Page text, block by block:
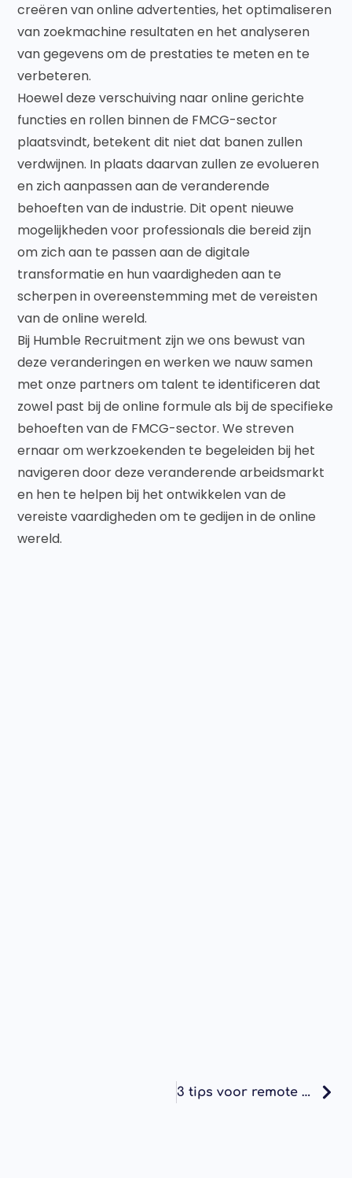
creëren van online advertenties, het optimaliseren
van zoekmachine resultaten en het analyseren
van gegevens om de prestaties te meten en te
verbeteren.
Hoewel deze verschuiving naar online gerichte
functies en rollen binnen de FMCG-sector
plaatsvindt, betekent dit niet dat banen zullen
verdwijnen. In plaats daarvan zullen ze evolueren
en zich aanpassen aan de veranderende
behoeften van de industrie. Dit opent nieuwe
mogelijkheden voor professionals die bereid zijn
om zich aan te passen aan de digitale
transformatie en hun vaardigheden aan te
scherpen in overeenstemming met de vereisten
van de online wereld.
Bij Humble Recruitment zijn we ons bewust van
deze veranderingen en werken we nauw samen
met onze partners om talent te identificeren dat
zowel past bij de online formule als bij de specifieke
behoeften van de FMCG-sector. We streven
ernaar om werkzoekenden te begeleiden bij het
navigeren door deze veranderende arbeidsmarkt
en hen te helpen bij het ontwikkelen van de
vereiste vaardigheden om te gedijen in de online
wereld.
3 tips voor remote werken in de FMCG